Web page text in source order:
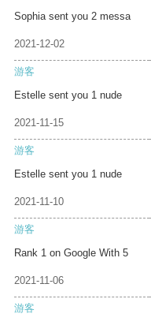
Sophia sent you 2 messa
2021-12-02
游客
Estelle sent you 1 nude
2021-11-15
游客
Estelle sent you 1 nude
2021-11-10
游客
Rank 1 on Google With 5
2021-11-06
游客